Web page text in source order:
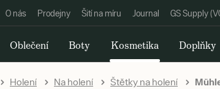
O nás Prodejny Šití na míru Journal GS Supply
Oblečení Boty Kosmetika Doplňky
Holení Na holení Štětky na holení